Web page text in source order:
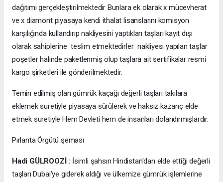
dağıtımı gerçekleştirilmektedir Bunlara ek olarak x mücevherat
ve x diamont piyasaya kendi ithalat lisanslarını komisyon
karşılığında kullandırıp nakliyesini yaptıkları taşları kayıt dışı
olarak sahiplerine teslim etmektedirler nakliyesi yapılan taşlar
poşetler halinde paketlenmiş olup taşlara ait sertifikalar resmi
kargo şirketleri ile gönderilmektedir.
Temin edilmiş olan gümrük kaçağı değerli taşları takılara
eklemek suretiyle piyasaya sürülerek ve haksız kazanç elde
etmek suretiyle Hem Devleti hem de insanları dolandırmışlardır.
Pırlanta Örgütü şeması
Hadi GÜLROOZİ : İsimli şahsın Hindistan'dan elde ettiği değerli
taşları Dubai'ye giderek aldığı ve ülkemize gümrük işlemlerine